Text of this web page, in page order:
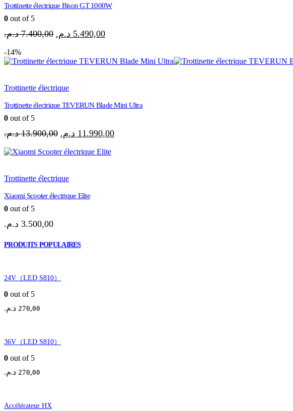
Trottinette électrique Bison GT 1000W
0 out of 5
7.400,00 د.م.
Le
était :
5.490,00 د.م.
Le
est :
-14%
Trottinette électrique
Trottinette électrique TEVERUN Blade Mini Ultra
0 out of 5
13.900,00 د.م.
Le
initial
11.990,00 د.م.
Le
Trottinette électrique
Xiaomi Scooter électrique Elite
0 out of 5
3.500,00 د.م.
PRODUITS POPULAIRES
24V（LED S810）
0 out of 5
270,00 د.م.
36V（LED S810）
0 out of 5
270,00 د.م.
Accélérateur HX